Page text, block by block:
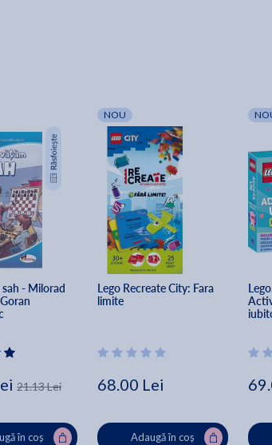
- Milorad
21.13 Lei
în coș
NOU
Lego Recreate City: Fara
limite
68.00 Lei
Adaugă în coș